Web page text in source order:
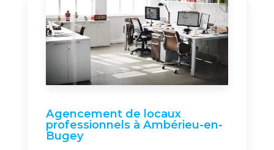
Agencement de locaux
professionnels à Ambérieu-en-
Bugey